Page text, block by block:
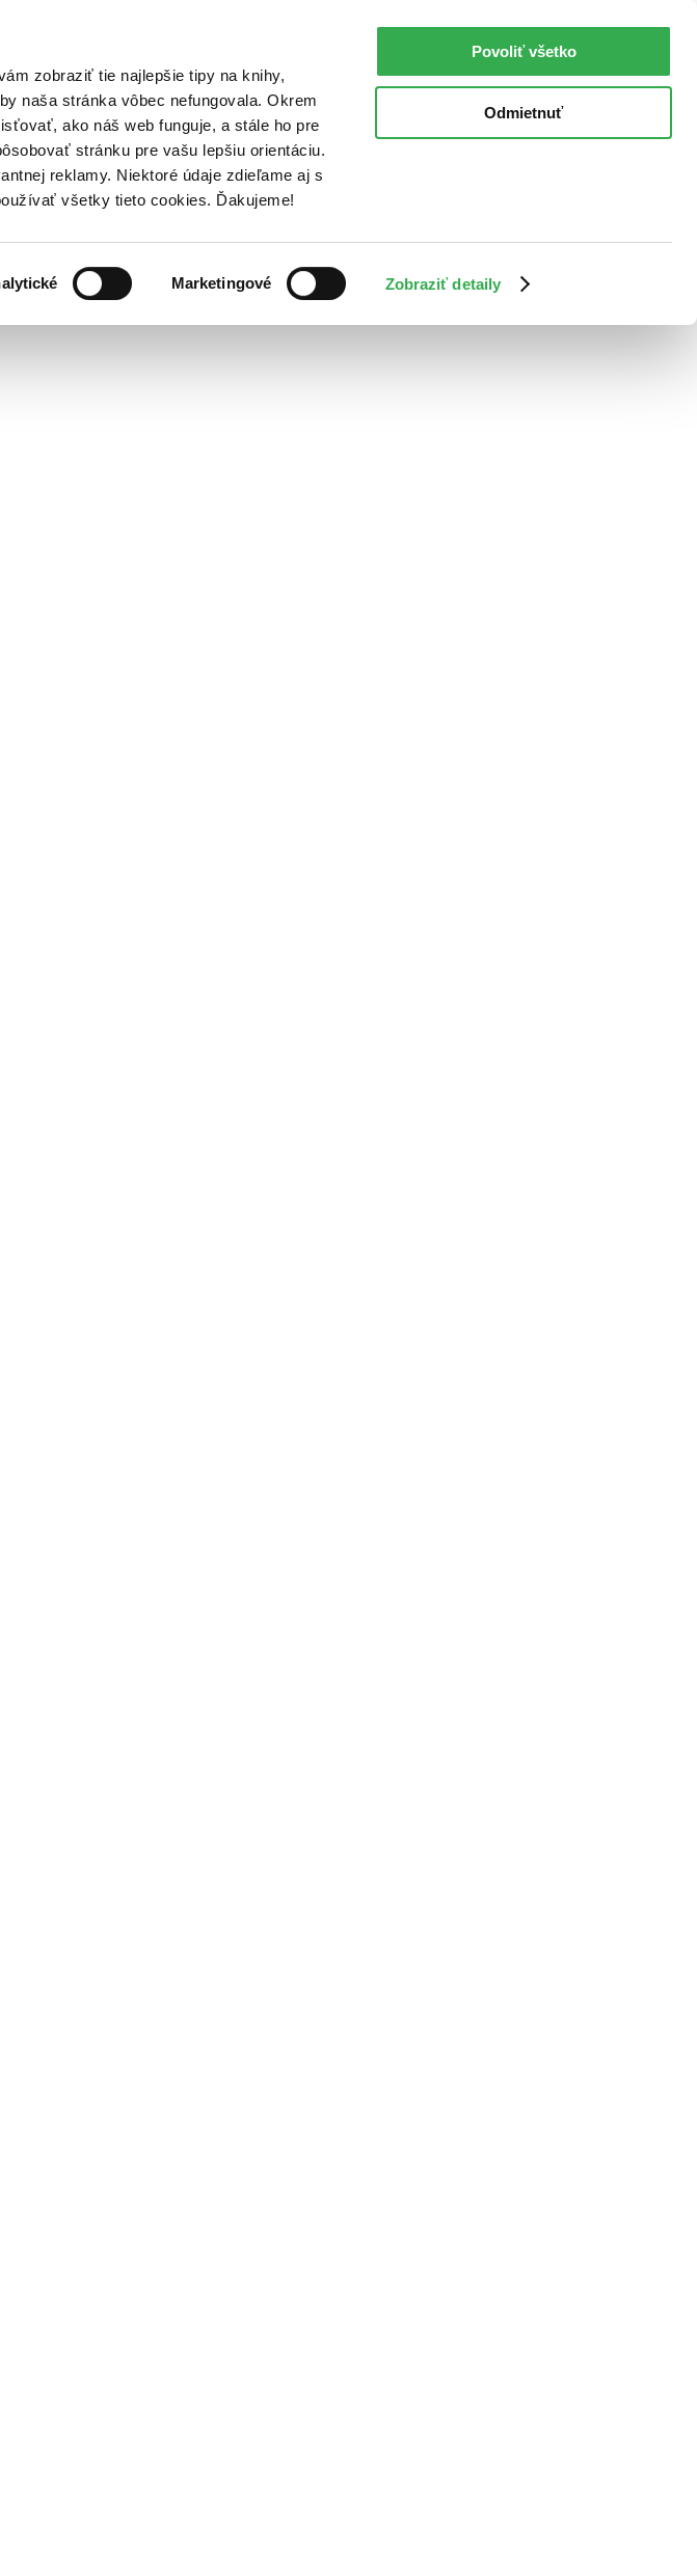
zobraziť tie najlepšie tipy na knihy,
naša stránka vôbec nefungovala. Okrem
ako náš web funguje, a stále ho pre
stránku pre vašu lepšiu orientáciu.
reklamy. Niektoré údaje zdieľame aj s
všetky tieto cookies. Ďakujeme!
Marketingové Zobraziť detaily
Povoliť všetko
Odmietnuť